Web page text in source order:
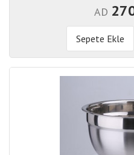
AD
Sepete Ekle